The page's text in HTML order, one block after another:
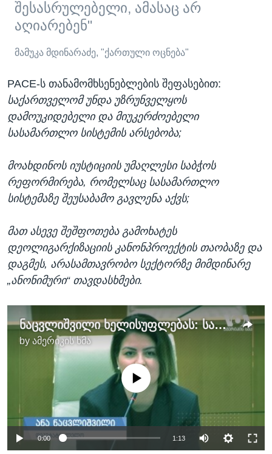
შესასრულებელი, ამასაც არ
აღიარებენ"
მამუკა მდინარაძე, "ქართული ოცნება"
PACE-ს თანამომხსენებლების შეფასებით:
საქართველომ უნდა უზრუნველყოს
დამოუკიდებელი და მიუკერძოებელი
სასამართლო სისტემის არსებობა;
მოახდინოს იუსტიციის უმაღლესი საბჭოს
რეფორმირება, რომელსაც სასამართლო
სისტემაზე შეუსაბამო გავლენა აქვს;
მათ ასევე შეშფოთება გამოხატეს
დეოლიგარქიზაციის კანონპროექტის თაობაზე და
დაგმეს, არასამთავრობო სექტორზე მიმდინარე
„ანონიმური“ თავდასხმები.
ნაცვლიშვილი ხელისუფლებას: საკვანძო რეკომენდაციებია შესასრულებელი
by ამერიკის ხმა
No media source currently available
0:00 1:13